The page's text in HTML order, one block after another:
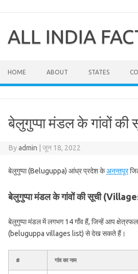
contentALL INDIA
HOME ABOUT STATES
बेलुगुप्पा मंडल के गांवों की
Byadmin जून 18, 2022
बेलुगुप्पा (Beluguppa) आंध्र प्रदेश केअनन्तपूर
बेलुगुप्पा मंडल के गांवों की सूची
बेलुगुप्पा मंडल में लगभग 14 गाँव हैं, जिन्हें आप
(beluguppa villages list) से देख सकते हैं।
# गांव का नाम